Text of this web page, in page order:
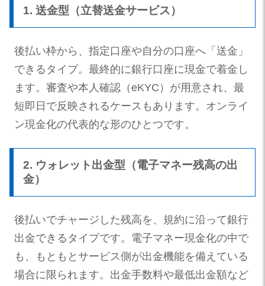
1. 送金型（立替送金サービス）
後払い枠から、指定口座や自分の口座へ「送金」
できるタイプ。最終的に銀行口座に現金で着金し
ます。審査や本人確認（eKYC）が用意され、最
短即日で反映されるケースもあります。オンライ
ン現金化の代表的な形のひとつです。
2. ウォレット出金型（電子マネー残高の出
金）
後払いでチャージした残高を、規約に沿って銀行
出金できるタイプです。電子マネー現金化の中で
も、もともとサービス側が出金機能を備えている
場合に限られます。出金手数料や最低出金額など